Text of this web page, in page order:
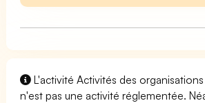
L'activité Activités des
n'est pas une activité réglementée.